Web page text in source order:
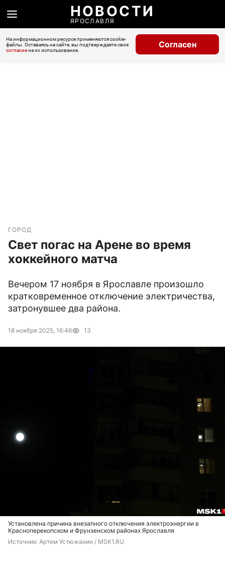
НОВОСТИ
ЯРОСЛАВЛЯ
На информационном ресурсе применяются cookie-
файлы. Оставаясь на сайте, вы подтверждаете свое
согласиена их использование.
Согласен
ГОРОД
Свет погас на Арене во время
хоккейного матча
Вечером 17 ноября в Ярославле произошло
кратковременное отключение электричества,
затронувшее два района.
18 ноября 2025, 16:46 13
Установлена причина внезапного отключения электроэнергии в
Красноперекопском и Фрунзенском районах Ярославля
Источник: Артем Устюжанин / MSK1.RU